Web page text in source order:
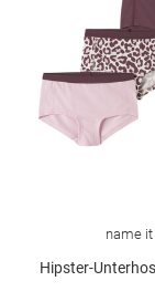
name it
Hipster-Unterhosen